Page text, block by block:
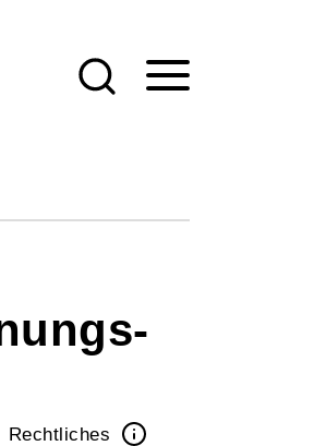
Rechtliches